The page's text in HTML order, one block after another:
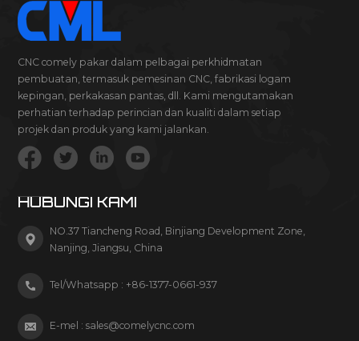
CNC comely pakar dalam pelbagai perkhidmatan
pembuatan, termasuk pemesinan CNC, fabrikasi logam
kepingan, perkakasan pantas, dll. Kami mengutamakan
perhatian terhadap perincian dan kualiti dalam setiap
projek dan produk yang kami jalankan.
HUBUNGI KAMI
NO.37 Tiancheng Road, Binjiang Development Zone,
Nanjing, Jiangsu, China
Tel/Whatsapp : +86-1377-0661-937
E-mel :sales@comelycnc.com